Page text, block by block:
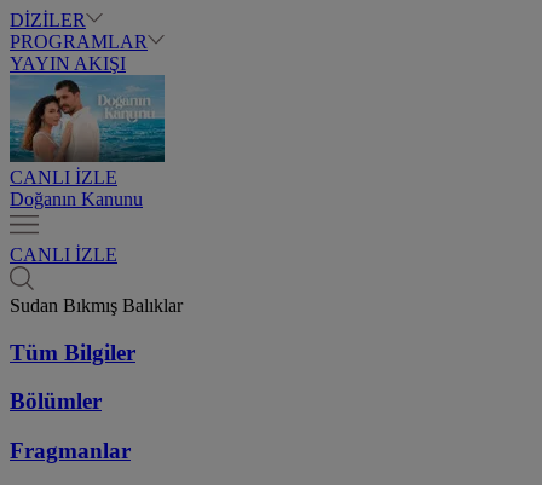
DİZİLER
PROGRAMLAR
YAYIN AKIŞI
CANLI İZLE
Doğanın Kanunu
CANLI İZLE
Sudan Bıkmış Balıklar
Tüm Bilgiler
Bölümler
Fragmanlar